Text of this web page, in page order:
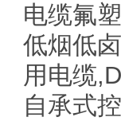
电缆氟
低烟低
用电缆
自承式